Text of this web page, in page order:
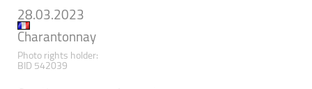
28.03.2023
Charantonnay
Photo rights holder:
BID 542039